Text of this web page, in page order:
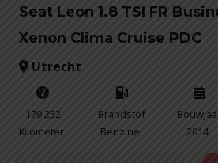
Seat Leon 1.8 TSI FR
Xenon Clima Cruise PDC
Utrecht
179.252
Kilometer
Brandstof
Benzine
2014